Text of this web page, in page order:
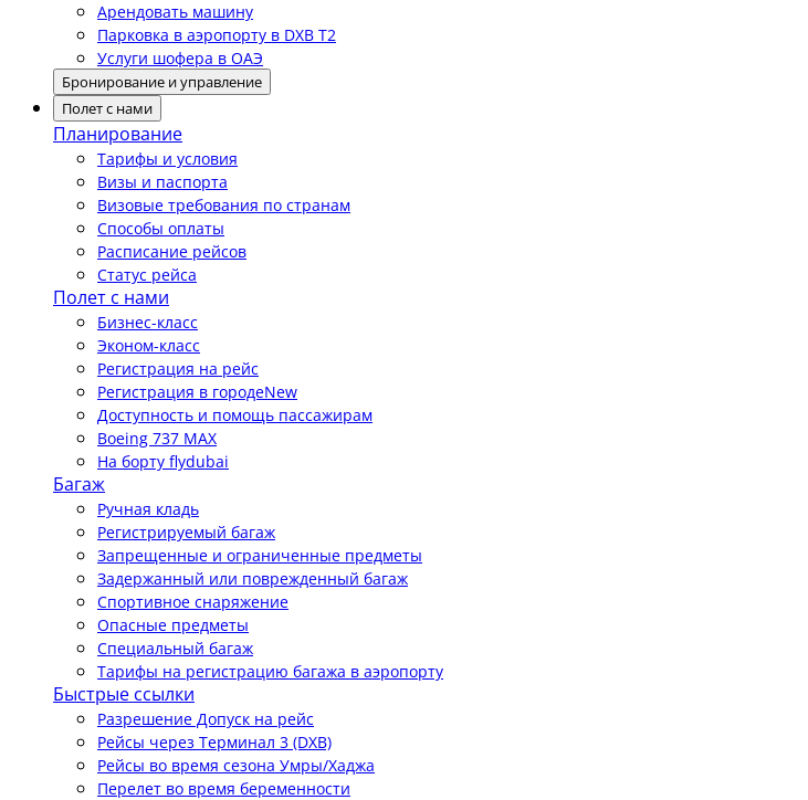
Арендовать машину
Парковка в аэропорту в DXB T2
Услуги шофера в ОАЭ
Бронирование и управление
Полет с нами
Планирование
Тарифы и условия
Визы и паспорта
Визовые требования по странам
Способы оплаты
Расписание рейсов
Статус рейса
Полет с нами
Бизнес-класс
Эконом-класс
Регистрация на рейс
Регистрация в городеNew
Доступность и помощь пассажирам
Boeing 737 MAX
На борту flydubai
Багаж
Ручная кладь
Регистрируемый багаж
Запрещенные и ограниченные предметы
Задержанный или поврежденный багаж
Спортивное снаряжение
Опасные предметы
Специальный багаж
Тарифы на регистрацию багажа в аэропорту
Быстрые ссылки
Разрешение Допуск на рейс
Рейсы через Терминал 3 (DXB)
Рейсы во время сезона Умры/Хаджа
Перелет во время беременности